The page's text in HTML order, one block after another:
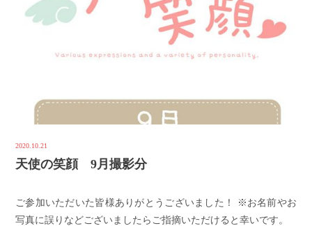
2020.10.21
天使の笑顔 9月撮影分
ご参加いただいた皆様ありがとうございました！ ※お名前やお
写真に誤りなどございましたらご指摘いただけると幸いです。